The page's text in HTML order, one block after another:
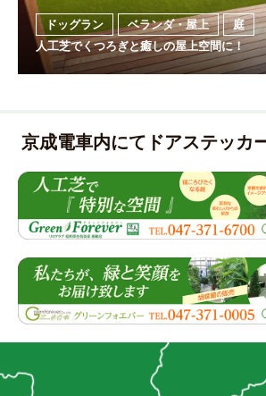
ドッグラン ベランダ・屋上
庭
人工芝でくつろぎと癒しの屋上空間に！
京成電車内にてドアステッカ